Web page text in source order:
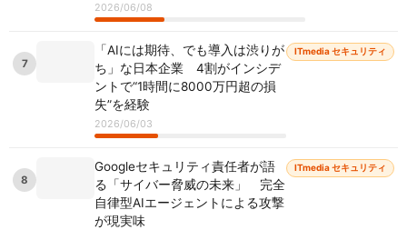
2026/06/08
7
「AIには期待、でも導入は渋りが
ち」な日本企業 4割がインシデ
ントで“1時間に8000万円超の損
失”を経験
2026/06/03
ITmedia セキュリティ
8
Googleセキュリティ責任者が語
る「サイバー脅威の未来」 完全
自律型AIエージェントによる攻撃
が現実味
ITmedia セキュリティ